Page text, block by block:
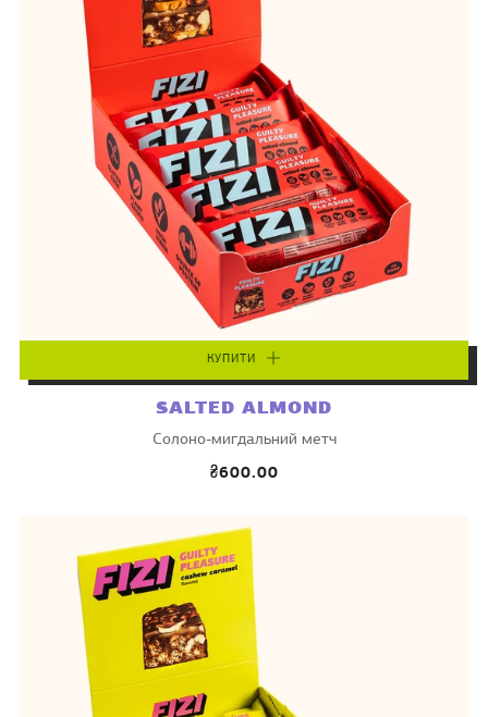
КУПИТИ
SALTED ALMOND
Солоно-мигдальний метч
₴600.00